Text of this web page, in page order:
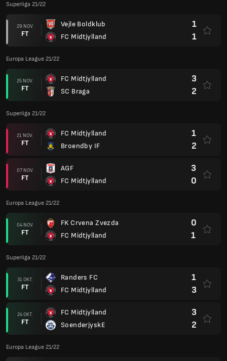
Superliga 21/22
29 NOV.
FT
Vejle Boldklub
FC Midtjylland
1
1
Europa League 21/22
25 NOV.
FT
FC Midtjylland
SC Braga
3
2
Superliga 21/22
21 NOV.
FT
FC Midtjylland
Broendby IF
1
2
07 NOV.
FT
AGF
FC Midtjylland
3
0
Europa League 21/22
04 NOV.
FT
FK Crvena Zvezda
FC Midtjylland
0
1
Superliga 21/22
31 OKT.
FT
Randers FC
FC Midtjylland
1
3
24 OKT.
FT
FC Midtjylland
SoenderjyskE
3
2
Europa League 21/22